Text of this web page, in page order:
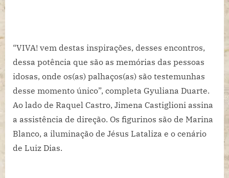
“VIVA! vem destas inspirações, desses encontros,
dessa potência que são as memórias das pessoas
idosas, onde os(as) palhaços(as) são testemunhas
desse momento único”, completa Gyuliana Duarte.
Ao lado de Raquel Castro, Jimena Castiglioni assina
a assistência de direção. Os figurinos são de Marina
Blanco, a iluminação de Jésus Lataliza e o cenário
de Luiz Dias.